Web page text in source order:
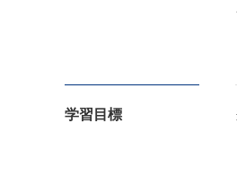
学習目標